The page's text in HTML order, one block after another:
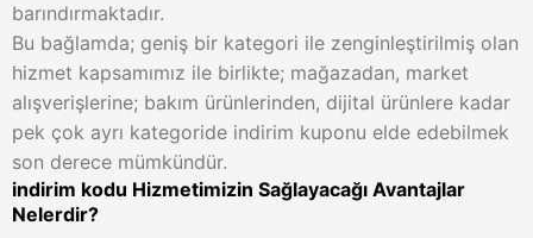
barındırmaktadır.
Bu bağlamda; geniş bir kategori ile zenginleştirilmiş olan
hizmet kapsamımız ile birlikte; mağazadan, market
alışverişlerine; bakım ürünlerinden, dijital ürünlere kadar
pek çok ayrı kategoride indirim kuponu elde edebilmek
son derece mümkündür.
indirim kodu Hizmetimizin Sağlayacağı Avantajlar
Nelerdir?